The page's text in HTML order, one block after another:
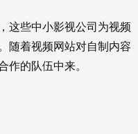
这些中小影视公司为视频
随着视频网站对自制内容
作的队伍中来。